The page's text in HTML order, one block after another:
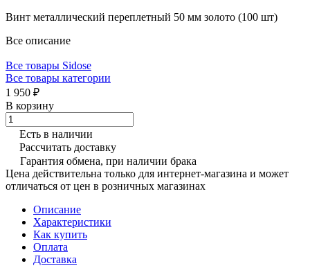
Винт металлический переплетный 50 мм золото (100 шт)
Все описание
Все товары Sidose
Все товары категории
1 950 ₽
В корзину
Есть в наличии
Рассчитать доставку
Гарантия обмена, при наличии брака
Цена действительна только для интернет-магазина и может
отличаться от цен в розничных магазинах
Описание
Характеристики
Как купить
Оплата
Доставка